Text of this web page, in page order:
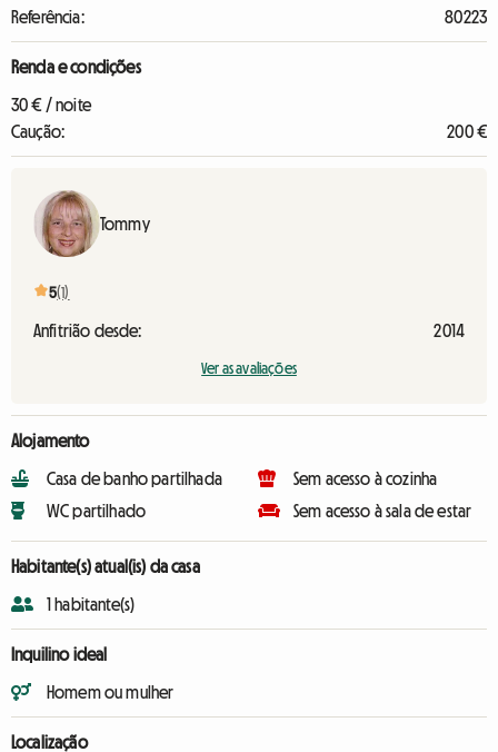
Referência:
80223
Renda e condições
30 € / noite
Caução:
200 €
Tommy
5(1)
Anfitrião desde: 2014
Ver as avaliações
Alojamento
Casa de banho partilhada
WC partilhado
Sem acesso à cozinha
Sem acesso à sala de estar
Habitante(s) atual(is) da casa
1 habitante(s)
Inquilino ideal
Homem ou mulher
Localização